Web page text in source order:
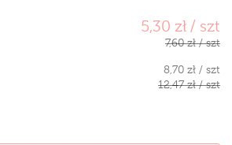
5,30 zł / szt
7,60 zł / szt
8,70 zł / szt
12,47 zł / szt